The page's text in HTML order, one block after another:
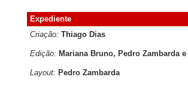
Expediente
Criação: Thiago Dias
Edição: Mariana Bruno, Pedro Zambarda
Layout: Pedro Zambarda